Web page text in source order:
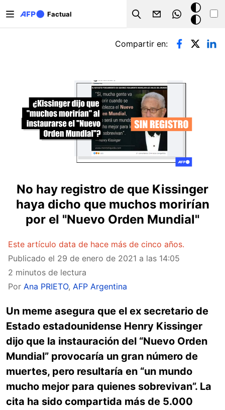
Factual
Search
Modo
oscuro
Solapas principales
Compartir en:
No hay registro de que Kissinger
haya dicho que muchos morirían
por el "Nuevo Orden Mundial"
Este artículo data de hace más de cinco años.
Publicado el 29 de enero de 2021 a las 14:05
2 minutos de lectura
Por Ana PRIETO, AFP Argentina
Un meme asegura que el ex secretario de
Estado estadounidense Henry Kissinger
dijo que la instauración del “Nuevo Orden
Mundial” provocaría un gran número de
muertes, pero resultaría en “un mundo
mucho mejor para quienes sobrevivan”. La
cita ha sido compartida más de 5.000